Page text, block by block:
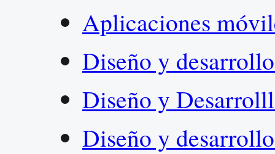
Aplicaciones
Diseño y
Diseño y
Diseño y